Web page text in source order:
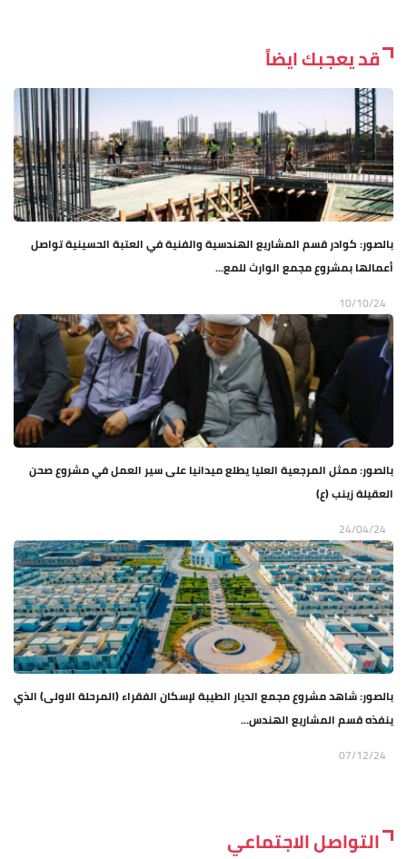
قد يعجبك ايضاً
بالصور: كوادر قسم المشاريع الهندسية والفنية في العتبة الحسينية تواصل
أعمالها بمشروع مجمع الوارث للمع...
10/10/24
بالصور: ممثل المرجعية العليا يطلع ميدانيا على سير العمل في مشروع صحن
العقيلة زينب (ع)
24/04/24
بالصور: شاهد مشروع مجمع الديار الطيبة لإسكان الفقراء (المرحلة الاولى) الذي
ينفذه قسم المشاريع الهندس...
07/12/24
التواصل الاجتماعي